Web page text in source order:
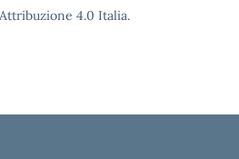
4.0 Italia.